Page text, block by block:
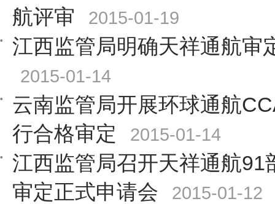
航评审
2015-01-19
江西监管局明确天祥通航审
2015-01-14
云南监管局开展环球通航
行合格审定
2015-01-14
江西监管局召开天祥通航91
审定正式申请会
2015-01-12